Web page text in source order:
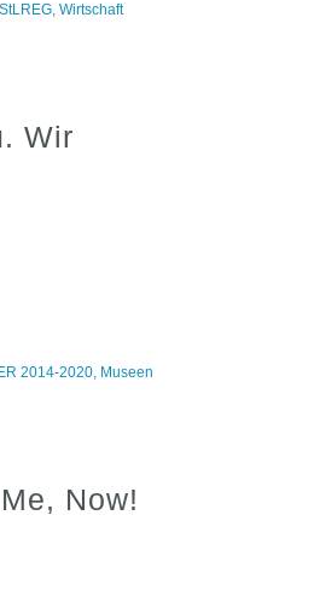
StLREG,Wirtschaft
Wir
2014-2020, Museen
Now!